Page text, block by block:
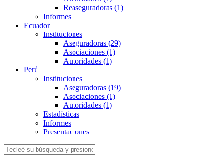
Reaseguradoras (1)
Informes
Ecuador
Instituciones
Aseguradoras (29)
Asociaciones (1)
Autoridades (1)
Perú
Instituciones
Aseguradoras (19)
Asociaciones (1)
Autoridades (1)
Estadísticas
Informes
Presentaciones